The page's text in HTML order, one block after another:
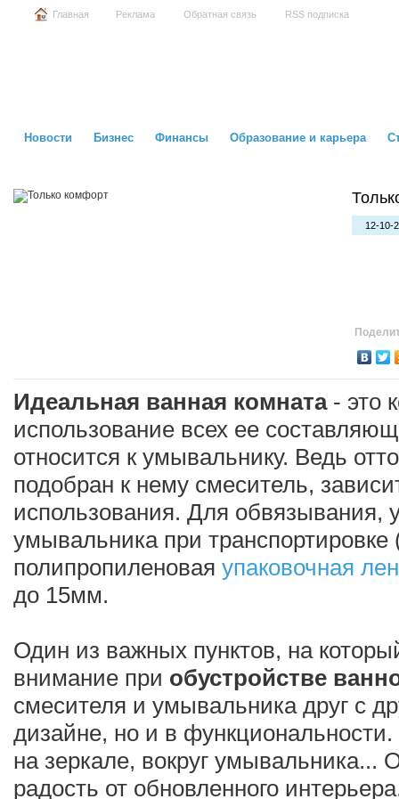
Главная Реклама Обратная связь RSS подписка
Новости Бизнес Финансы Образование и карьера
12-10-
Идеальная ванная комната- это
использование всех ее
относится к умывальнику. Ведь
подобран к нему смеситель,
использования. Для обвязывания,
умывальника при транспортировке
полипропиленовая упаковочная
до 15мм.
Один из важных пунктов, на
внимание при обустройстве
смесителя и умывальника друг с
дизайне, но и в
на зеркале, вокруг умывальника...
радость от обновленного